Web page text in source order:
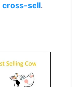
cross-sell.